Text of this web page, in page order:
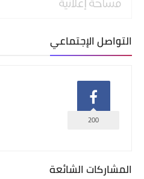
التواصل الإجتماعي
200
المشاركات الشائعة